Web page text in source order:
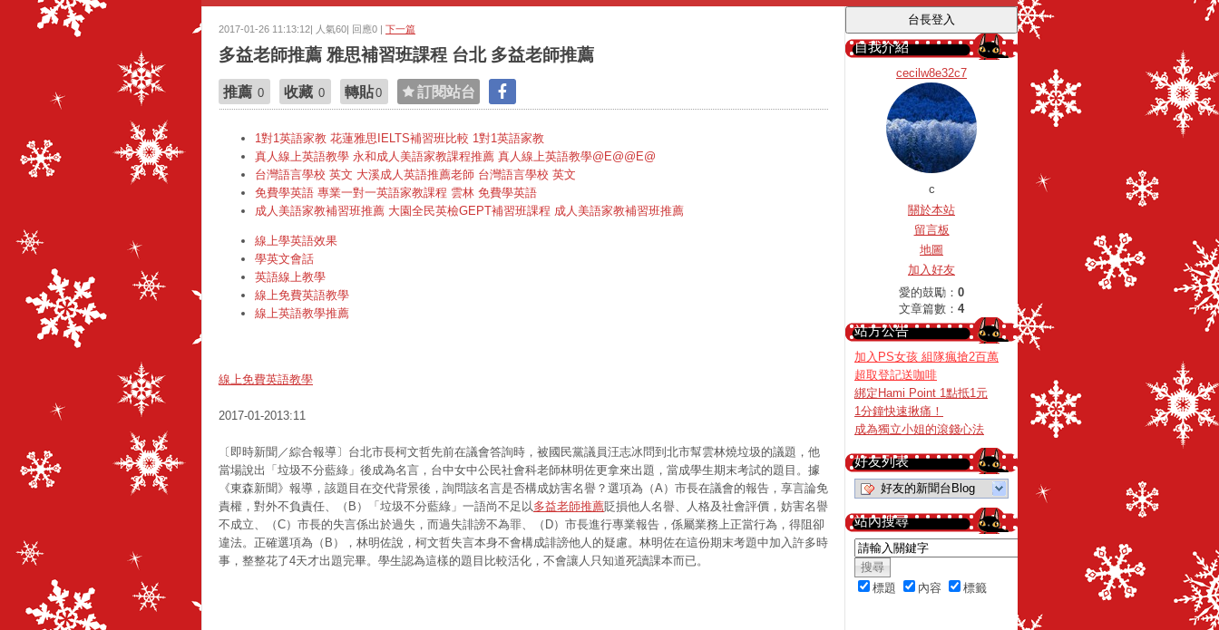
2017-01-26 11:13:12| 人氣60| 回應0 | 下一篇
多益老師推薦 雅思補習班課程 台北 多益老師推薦
推薦 0 收藏 0 轉貼0 訂閱站台
1對1英語家教 花蓮雅思IELTS補習班比較 1對1英語家教
真人線上英語教學 永和成人美語家教課程推薦 真人線上英語教學@E@@E@
台灣語言學校 英文 大溪成人英語推薦老師 台灣語言學校 英文
免費學英語 專業一對一英語家教課程 雲林 免費學英語
成人美語家教補習班推薦 大園全民英檢GEPT補習班課程 成人美語家教補習班推薦
線上學英語效果
學英文會話
英語線上教學
線上免費英語教學
線上英語教學推薦
線上免費英語教學
2017-01-2013:11
〔即時新聞／綜合報導〕台北市長柯文哲先前在議會答詢時，被國民黨議員汪志冰問到北市幫雲林燒垃圾的議題，他
當場說出「垃圾不分藍綠」後成為名言，台中女中公民社會科老師林明佐更拿來出題，當成學生期末考試的題目。據
《東森新聞》報導，該題目在交代背景後，詢問該名言是否構成妨害名譽？選項為（A）市長在議會的報告，享言論免
責權，對外不負責任、（B）「垃圾不分藍綠」一語尚不足以多益老師推薦貶損他人名譽、人格及社會評價，妨害名譽
不成立、（C）市長的失言係出於過失，而過失誹謗不為罪、（D）市長進行專業報告，係屬業務上正當行為，得阻卻
違法。正確選項為（B），林明佐說，柯文哲失言本身不會構成誹謗他人的疑慮。林明佐在這份期末考題中加入許多時
事，整整花了4天才出題完畢。學生認為這樣的題目比較活化，不會讓人只知道死讀課本而已。
自我介紹
cecilw8e32c7
c
關於本站
留言板
地圖
加入好友
愛的鼓勵： 0
文章篇數： 4
站方公告
加入PS女孩 組隊瘋搶2百萬
超取登記送咖啡
綁定Hami Point 1點抵1元
1分鐘快速揪痛！
成為獨立小姐的滾錢心法
好友列表
好友的新聞台Blog
站內搜尋
標題 內容 標籤